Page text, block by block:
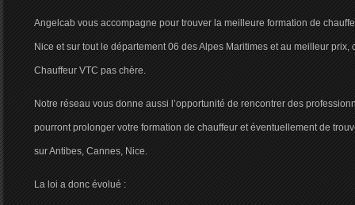
Angelcab vous accompagne pour trouver la meilleure formation de
Nice et sur tout le département 06 des Alpes Maritimes et au meilleur prix,
Chauffeur VTC pas chère.
Notre réseau vous donne aussi l’opportunité de rencontrer des
pourront prolonger votre formation de chauffeur et éventuellement de
sur Antibes, Cannes, Nice.
La loi a donc évolué :